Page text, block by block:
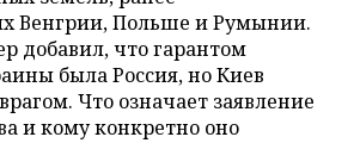
Венгрии, Польше и Румынии.
добавил, что гарантом
была Россия, но Киев
Что означает заявление
и кому конкретно оно